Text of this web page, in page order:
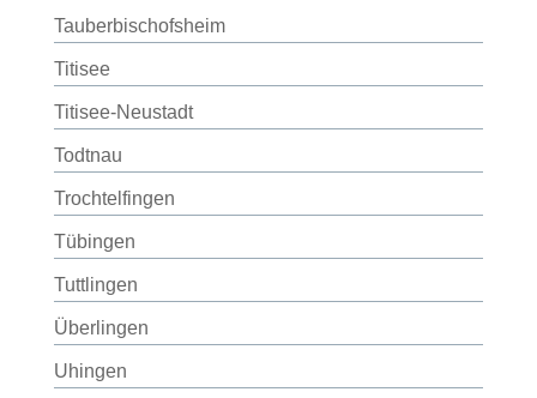
Tauberbischofsheim
Titisee
Titisee-Neustadt
Todtnau
Trochtelfingen
Tübingen
Tuttlingen
Überlingen
Uhingen